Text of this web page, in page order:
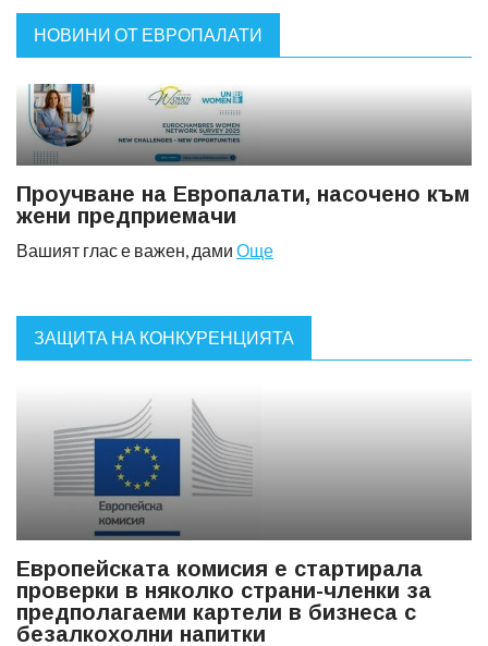
НОВИНИ ОТ ЕВРОПАЛАТИ
Проучване на Европалати, насочено към
жени предприемачи
Вашият глас е важен, дами Още
ЗАЩИТА НА КОНКУРЕНЦИЯТА
Европейската комисия е стартирала
проверки в няколко страни-членки за
предполагаеми картели в бизнеса с
безалкохолни напитки